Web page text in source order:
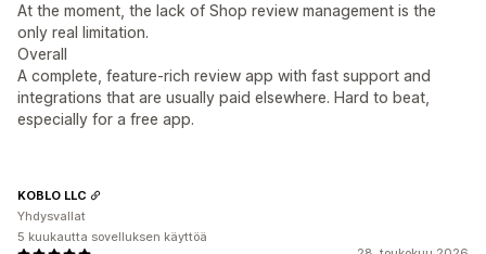
At the moment, the lack of Shop review management is the
only real limitation.
Overall
A complete, feature-rich review app with fast support and
integrations that are usually paid elsewhere. Hard to beat,
especially for a free app.
KOBLO LLC
Yhdysvallat
5 kuukautta sovelluksen käyttöä